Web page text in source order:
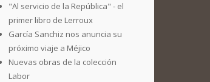
"Al servicio de la República" - el
primer libro de Lerroux
García Sanchiz nos anuncia su
próximo viaje a Méjico
Nuevas obras de la colección
Labor